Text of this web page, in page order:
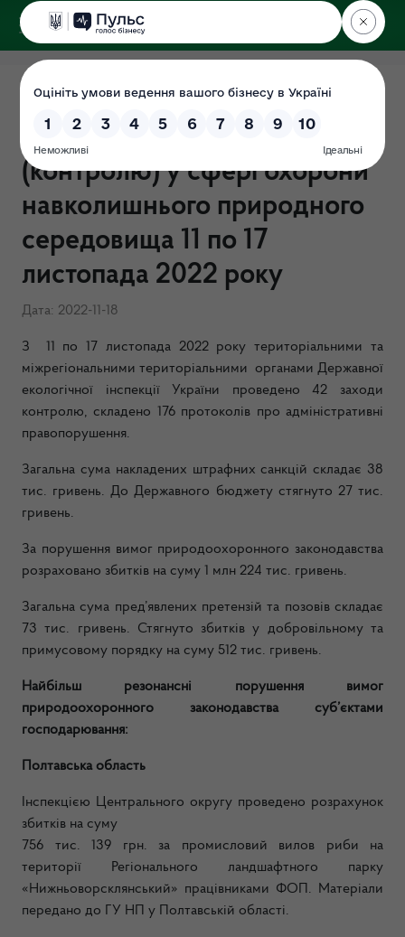
ДЕРЖЕКОІНСПЕКЦІЯ
Результати здійснення
державного нагляду
(контролю) у сфері охорони
навколишнього природного
середовища 11 по 17
листопада 2022 року
Дата: 2022-11-18
З 11 по 17 листопада 2022 року територіальними та
міжрегіональними територіальними органами Державної
екологічної інспекції України проведено 42 заходи
контролю, складено 176 протоколів про адміністративні
правопорушення.
Загальна сума накладених штрафних санкцій складає 38
тис. гривень. До Державного бюджету стягнуто 27 тис.
гривень.
За порушення вимог природоохоронного законодавства
розраховано збитків на суму 1 млн 224 тис. гривень.
Загальна сума пред’явлених претензій та позовів складає
73 тис. гривень. Стягнуто збитків у добровільному та
примусовому порядку на суму 512 тис. гривень.
Найбільш резонансні порушення вимог
природоохоронного законодавства суб’єктами
господарювання:
Полтавська область
Інспекцією Центрального округу проведено розрахунок
збитків на суму
756 тис. 139 грн. за промисловий вилов риби на
території Регіонального ландшафтного парку
«Нижньоворсклянський» працівниками ФОП. Матеріали
передано до ГУ НП у Полтавській області.